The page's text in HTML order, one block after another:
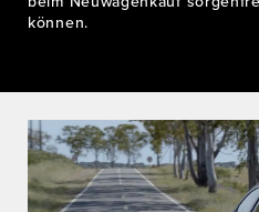
können.